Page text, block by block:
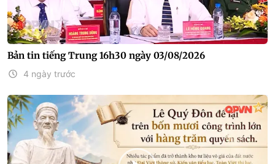
Bản tin tiếng Trung 16h30 ngày 03/08/2026
4 ngày trước